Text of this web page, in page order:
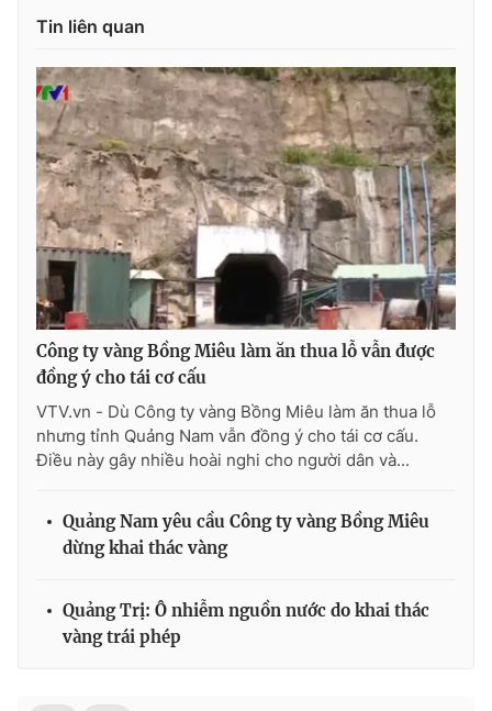
Sản phẩm
Thị trường
Tư vấn
Lịch phát sóng
Chuyên mục khác
Emagazine Podcast
Photo Infographic
Video Shorts video
VTV Money
VTV Sức khoẻ Bất động sản
Thị trường 24h Tấm lòng Việt
VTV9
Liên hệ tòa soạn
Tin liên quan
Công ty vàng Bồng Miêu làm ăn thua lỗ vẫn được
đồng ý cho tái cơ cấu
VTV.vn - Dù Công ty vàng Bồng Miêu làm ăn thua lỗ
nhưng tỉnh Quảng Nam vẫn đồng ý cho tái cơ cấu.
Điều này gây nhiều hoài nghi cho người dân và...
Quảng Nam yêu cầu Công ty vàng Bồng Miêu
dừng khai thác vàng
Quảng Trị: Ô nhiễm nguồn nước do khai thác
vàng trái phép